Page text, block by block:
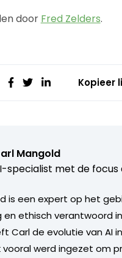
door Fred Zelders.
Kopieer
Mangold
specialist met de focus
is een expert op het
en ethisch verantwoord
Carl de evolutie van AI
vooral werd ingezet om